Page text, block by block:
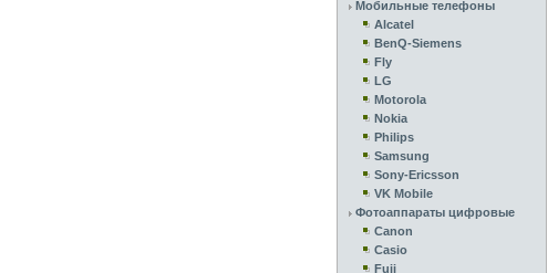
Мобильные телефоны
Alcatel
BenQ-Siemens
Fly
LG
Motorola
Nokia
Philips
Samsung
Sony-Ericsson
VK Mobile
Фотоаппараты цифровые
Canon
Casio
Fuji